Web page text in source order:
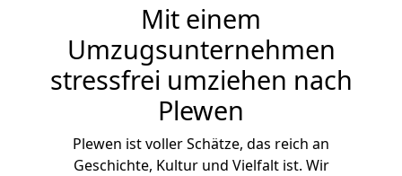
Mit einem
Umzugsunternehmen
stressfrei umziehen nach
Plewen
Plewen ist voller Schätze, das reich an
Geschichte, Kultur und Vielfalt ist. Wir